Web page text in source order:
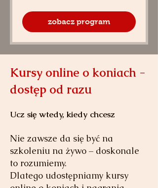
zobacz program
Kursy online o koniach -
dostęp od razu
Ucz się wtedy, kiedy chcesz
Nie zawsze da się być na
szkoleniu na żywo – doskonale
to rozumiemy.
Dlatego udostępniamy kursy